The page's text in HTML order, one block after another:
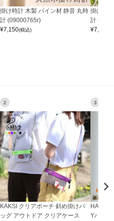
掛け時計 木製 パイン材 静音 丸時
計 (09000765r)
¥7,150(税込)
掛け時
計
¥7,150
2
KAKSI クリアポーチ 斜め掛けバ
ッグ アウトドア クリアケース
3
Yバッグ